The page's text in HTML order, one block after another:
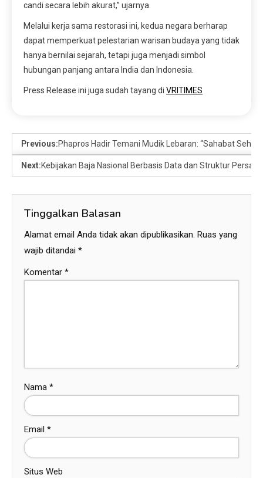
candi secara lebih akurat,” ujarnya.
Melalui kerja sama restorasi ini, kedua negara berharap
dapat memperkuat pelestarian warisan budaya yang tidak
hanya bernilai sejarah, tetapi juga menjadi simbol
hubungan panjang antara India dan Indonesia.
Press Release ini juga sudah tayang di VRITIMES
Previous:Phapros Hadir Temani Mudik Lebaran: “Sahabat
Next:Kebijakan Baja Nasional Berbasis Data dan Struktur
Tinggalkan Balasan
Alamat email Anda tidak akan dipublikasikan. Ruas yang
wajib ditandai *
Komentar *
Nama *
Email *
Situs Web